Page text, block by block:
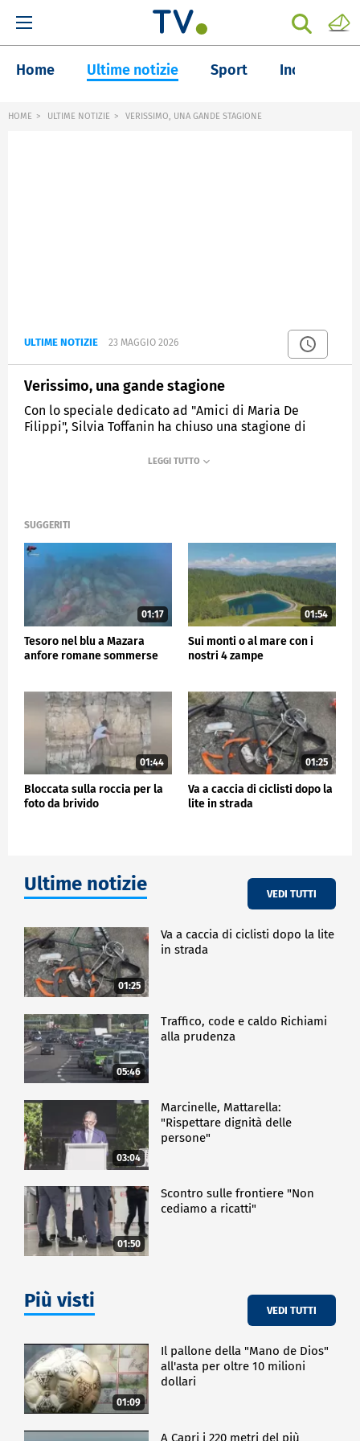
Home Ultime notizie Sport Inchieste
HOME ULTIME NOTIZIE VERISSIMO, UNA GANDE STAGIONE
ULTIME NOTIZIE 23 MAGGIO 2026
Verissimo, una gande stagione
Con lo speciale dedicato ad "Amici di Maria De
Filippi", Silvia Toffanin ha chiuso una stagione di
SUGGERITI
01:17
Tesoro nel blu a Mazara
anfore romane sommerse
01:54
Sui monti o al mare con i
nostri 4 zampe
01:44
Bloccata sulla roccia per la
foto da brivido
01:25
Va a caccia di ciclisti dopo la
lite in strada
Ultime notizie VEDI TUTTI
01:25
Va a caccia di ciclisti dopo la lite
in strada
05:46
Traffico, code e caldo Richiami
alla prudenza
03:04
Marcinelle, Mattarella:
"Rispettare dignità delle
persone"
01:50
Scontro sulle frontiere "Non
cediamo a ricatti"
Più visti VEDI TUTTI
01:09
Il pallone della "Mano de Dios"
all'asta per oltre 10 milioni
dollari
A Capri i 220 metri del più